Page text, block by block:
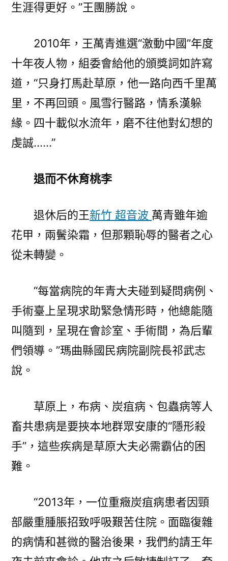
生涯得更好。”王團勝說。
2010年，王萬青進選“激動中國”年度
十年夜人物，組委會給他的頒獎詞如許寫
道，“只身打馬赴草原，他一路向西千里萬
里，不再回頭。風雪行醫路，情系漢躲
緣。四十載似水流年，磨不往他對幻想的
虔誠……”
退而不休育桃李
退休后的王新竹 超音波 萬青雖年逾
花甲，兩鬢染霜，但那顆恥辱的醫者之心
從未轉變。
“每當病院的年青大夫碰到疑問病例、
手術臺上呈現求助緊急情形時，他總能隨
叫隨到，呈現在會診室、手術間，為后輩
們領導。”瑪曲縣國民病院副院長祁武志
說。
草原上，布病、炭疽病、包蟲病等人
畜共患病是要挾本地群眾安康的“隱形殺
手”，這些疾病是草原大夫必需霸佔的困
難。
“2013年，一位重癥炭疽病患者因頸
部嚴重腫脹招致呼吸艱苦住院。面臨復雜
的病情和甚微的醫治後果，我們約請王年